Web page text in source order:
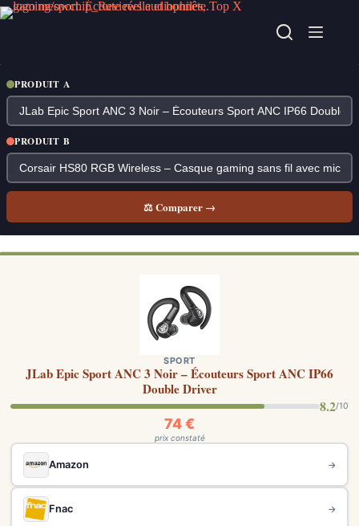
Passer
au
PRODUIT A
PRODUIT B
⚖ Comparer →
SPORT
JLab Epic Sport ANC 3 Noir – Écouteurs Sport ANC IP66
Double Driver
8.2/10
74 €
prix constaté
Amazon →
Fnac →